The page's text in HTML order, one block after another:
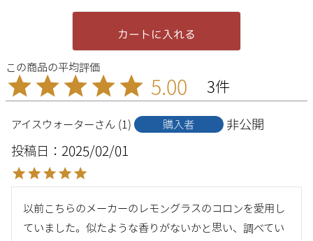
カートに入れる
5.00 3
アイスウォーター 1 購入者
非公開
投稿日
2025/02/01
以前こちらのメーカーのレモングラスのコロンを愛用し
ていました。似たような香りがないかと思い、調べてい